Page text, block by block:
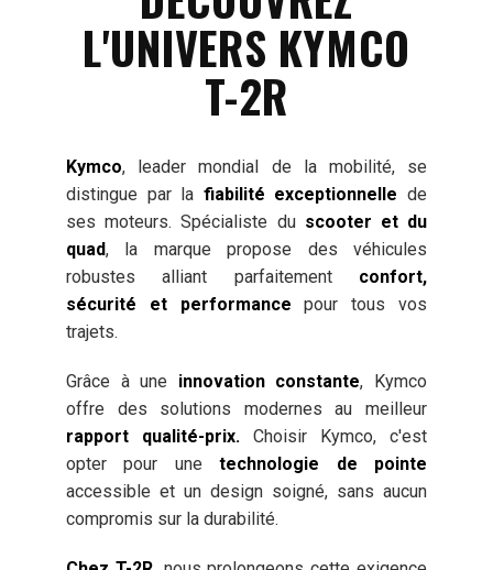
L'UNIVERS KYMCO
T-2R
Kymco, leader mondial de la mobilité, se
distingue par la fiabilité exceptionnelle de
ses moteurs. Spécialiste du scooter et du
quad, la marque propose des véhicules
robustes alliant parfaitement confort,
sécurité et performance pour tous vos
trajets.
Grâce à une innovation constante, Kymco
offre des solutions modernes au meilleur
rapport qualité-prix. Choisir Kymco, c'est
opter pour unetechnologie de pointe
accessible et un design soigné, sans aucun
compromis sur la durabilité.